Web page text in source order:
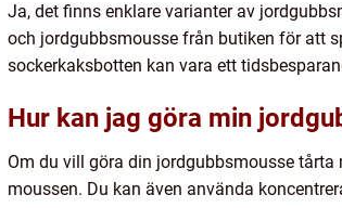
Ja, det finns enklare varianter av
och jordgubbsmousse från butiken för att
sockerkaksbotten kan vara ett
Hur kan jag göra min
Om du vill göra din jordgubbsmousse
moussen. Du kan även använda